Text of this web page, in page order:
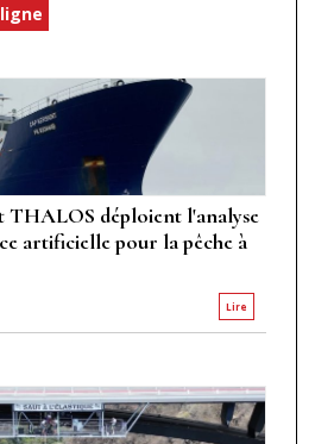
THALOS déploient l'analyse
artificielle pour la pêche à
Lire